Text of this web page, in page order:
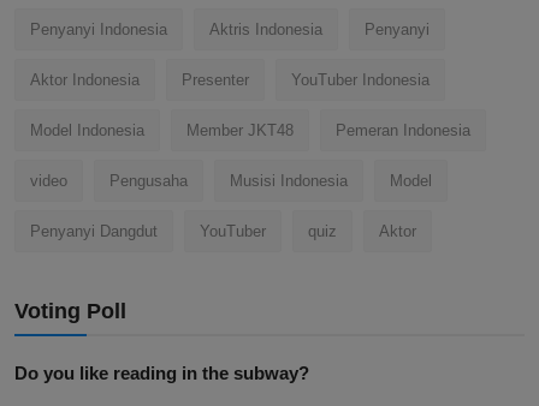
Penyanyi Indonesia Aktris Indonesia Penyanyi
Aktor Indonesia Presenter YouTuber Indonesia
Model Indonesia Member JKT48 Pemeran Indonesia
video Pengusaha Musisi Indonesia Model
Penyanyi Dangdut YouTuber quiz Aktor
Voting Poll
Do you like reading in the subway?